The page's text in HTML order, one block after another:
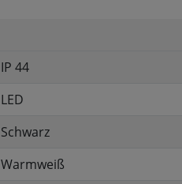
IP 44
LED
Schwarz
Warmweiß